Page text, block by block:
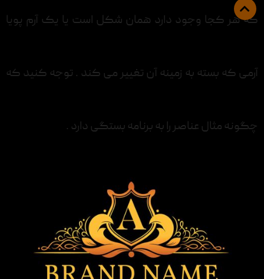
که هر کجا وجود دارد همان شکل است یا یک آرم پویا
آرمی که بسته به زمینه آن تغییر می کند . توجه کنید که
چگونه مثال عناصر را به برنامه بستگی دارد .